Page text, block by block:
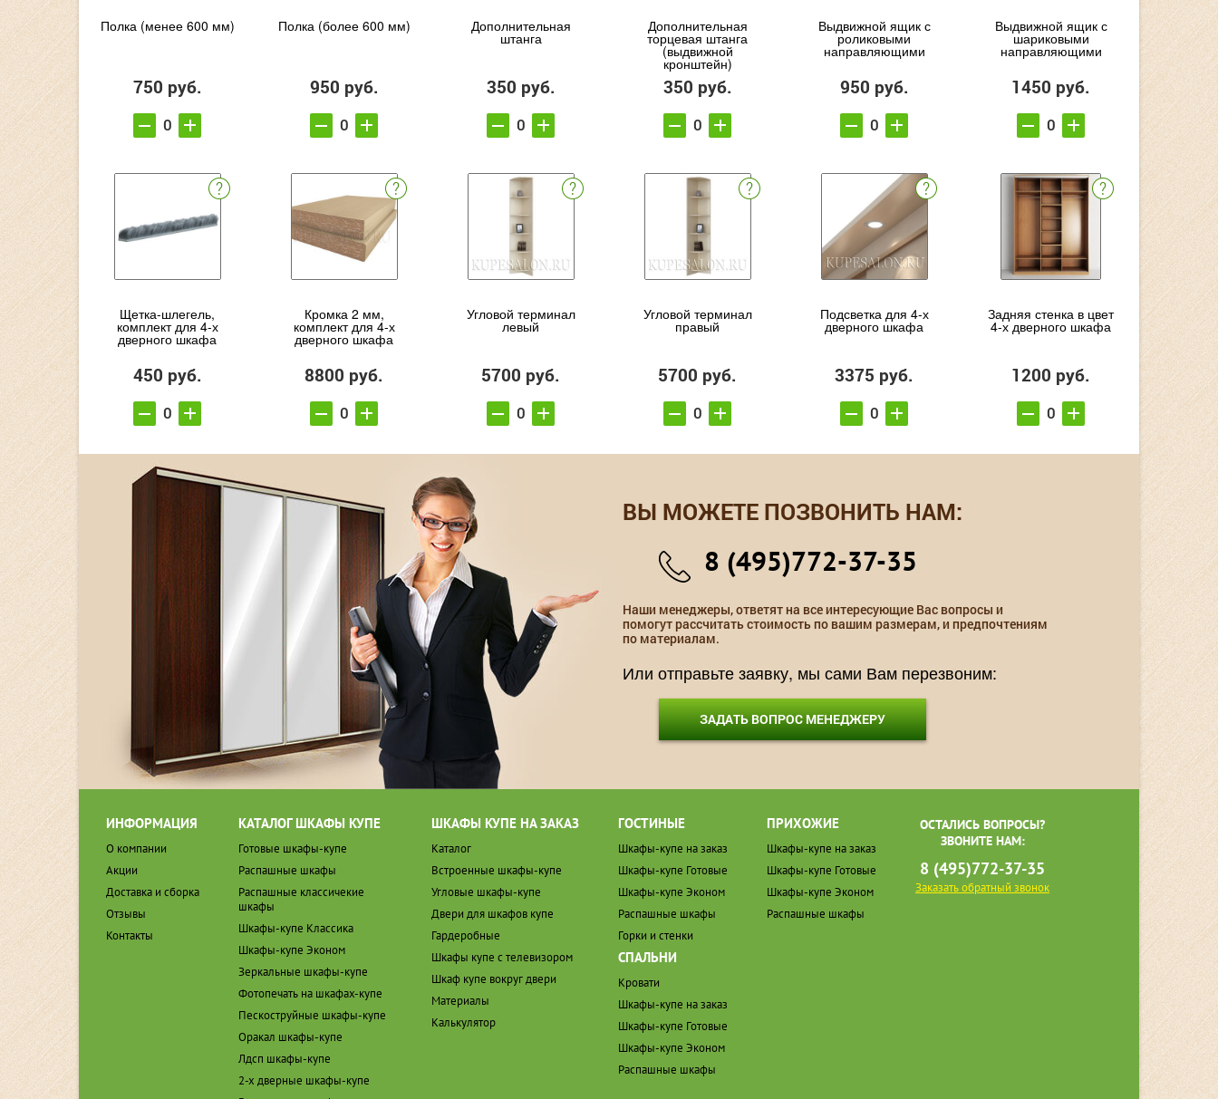
Полка (менее 600 мм)
750 руб.
Полка (более 600 мм)
950 руб.
Дополнительная
штанга
350 руб.
Дополнительная
торцевая штанга
(выдвижной
кронштейн)
350 руб.
Выдвижной ящик с
роликовыми
направляющими
950 руб.
Выдвижной ящик с
шариковыми
направляющими
1450 руб.
Щетка-шлегель,
комплект для 4-х
дверного шкафа
450 руб.
Кромка 2 мм,
комплект для 4-х
дверного шкафа
8800 руб.
Угловой терминал
левый
5700 руб.
Угловой терминал
правый
5700 руб.
Подсветка для 4-х
дверного шкафа
3375 руб.
Задняя стенка в цвет
4-х дверного шкафа
1200 руб.
ВЫ МОЖЕТЕ ПОЗВОНИТЬ НАМ:
8 (495)772-37-35
Наши менеджеры, ответят на все интересующие Вас вопросы и
помогут рассчитать стоимость по вашим размерам, и предпочтениям
по материалам.
Или отправьте заявку, мы сами Вам перезвоним:
ЗАДАТЬ ВОПРОС МЕНЕДЖЕРУ
ИНФОРМАЦИЯ
О компании
Акции
Доставка и сборка
Отзывы
Контакты
КАТАЛОГ ШКАФЫ КУПЕ
Готовые шкафы-купе
Распашные шкафы
Распашные классичекие
шкафы
Шкафы-купе Классика
Шкафы-купе Эконом
Зеркальные шкафы-купе
Фотопечать на шкафах-купе
Пескоструйные шкафы-купе
Оракал шкафы-купе
Лдсп шкафы-купе
2-х дверные шкафы-купе
ШКАФЫ КУПЕ НА ЗАКАЗ
Каталог
Встроенные шкафы-купе
Угловые шкафы-купе
Двери для шкафов купе
Гардеробные
Шкафы купе с телевизором
Шкаф купе вокруг двери
Материалы
Калькулятор
ГОСТИНЫЕ
Шкафы-купе на заказ
Шкафы-купе Готовые
Шкафы-купе Эконом
Распашные шкафы
Горки и стенки
СПАЛЬНИ
Кровати
Шкафы-купе на заказ
Шкафы-купе Готовые
Шкафы-купе Эконом
Распашные шкафы
ПРИХОЖИЕ
Шкафы-купе на заказ
Шкафы-купе Готовые
Шкафы-купе Эконом
Распашные шкафы
ОСТАЛИСЬ ВОПРОСЫ?
ЗВОНИТЕ НАМ:
8 (495)772-37-35
Заказать обратный звонок